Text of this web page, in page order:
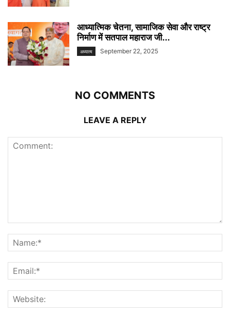
आध्यात्मिक चेतना, सामाजिक सेवा और राष्ट्र
निर्माण में सतपाल महाराज जी...
अध्यात्म September 22, 2025
NO COMMENTS
LEAVE A REPLY